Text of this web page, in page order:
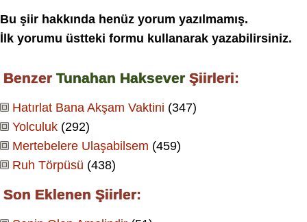
Bu şiir hakkında henüz yorum yazılmamış.
İlk yorumu üstteki formu kullanarak yazabilirsiniz.
Benzer Tunahan Haksever Şiirleri:
Hatırlat Bana Akşam Vaktini (347)
Yolculuk (292)
Mertebelere Ulaşabilsem (459)
Ruh Törpüsü (438)
Son Eklenen Şiirler: